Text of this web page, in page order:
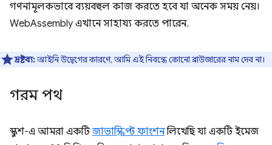
গণনামূলকভাবে ব্যয়বহুল কাজ করতে হবে যা অনেক সময় নেয়।
WebAssembly এখানে সাহায্য করতে পারেন.
দ্রষ্টব্য:আইনি উদ্বেগের কারণে, আমি এই নিবন্ধে কোনো ব্রাউজারের নাম দেব না।
গরম পথ
স্কুশ-এ আমরা একটিজাভাস্ক্রিপ্ট ফাংশনলিখেছি যা একটি ইমেজ